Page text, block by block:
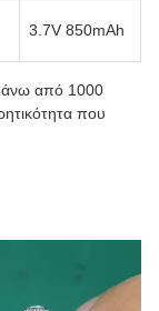
3.7V 850mAh
από 1000
που